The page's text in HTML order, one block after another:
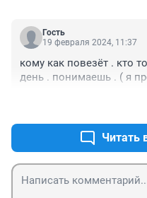
Гость
19 февраля 2024, 11:37
кому как повезёт . кто
день . понимаешь . ( я
Читать